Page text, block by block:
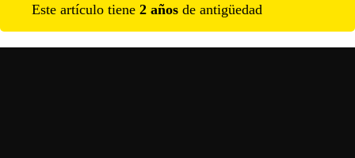
Este artículo tiene 2 años de antigüedad